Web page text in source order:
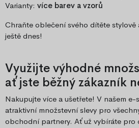
Varianty: více barev a vzorů
Chraňte oblečení svého dítěte
ještě dnes!
Využijte výhodné
ať jste běžný zákazník
Nakupujte více a ušetřete! V našem
atraktivní množstevní slevy pro
obchodní partnery. Ať už vybíráte pro